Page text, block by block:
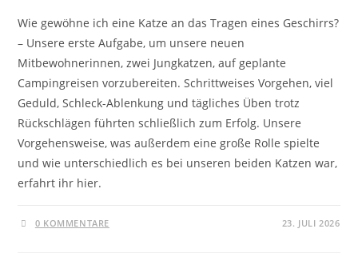
Wie gewöhne ich eine Katze an das Tragen eines Geschirrs?
– Unsere erste Aufgabe, um unsere neuen
Mitbewohnerinnen, zwei Jungkatzen, auf geplante
Campingreisen vorzubereiten. Schrittweises Vorgehen, viel
Geduld, Schleck-Ablenkung und tägliches Üben trotz
Rückschlägen führten schließlich zum Erfolg. Unsere
Vorgehensweise, was außerdem eine große Rolle spielte
und wie unterschiedlich es bei unseren beiden Katzen war,
erfahrt ihr hier.
0 KOMMENTARE 23. JULI 2026